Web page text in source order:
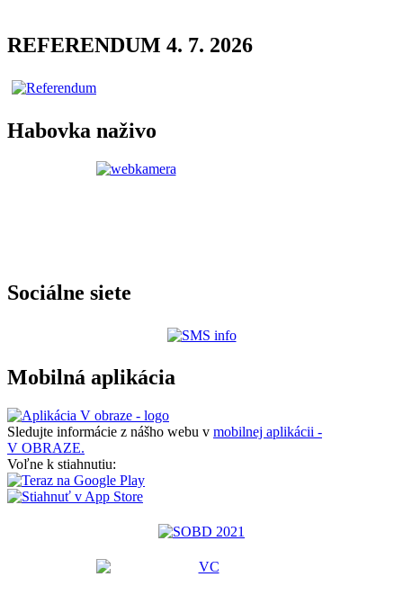
REFERENDUM 4. 7. 2026
Habovka naživo
Sociálne siete
Mobilná aplikácia
Sledujte informácie z nášho webu v mobilnej aplikácii -
V OBRAZE.
Voľne k stiahnutiu: